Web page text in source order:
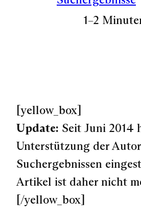
1–2
[yellow_box]
Update: Seit Juni 2014
Unterstützung der
Suchergebnissen
Artikel ist daher nicht
[/yellow_box]